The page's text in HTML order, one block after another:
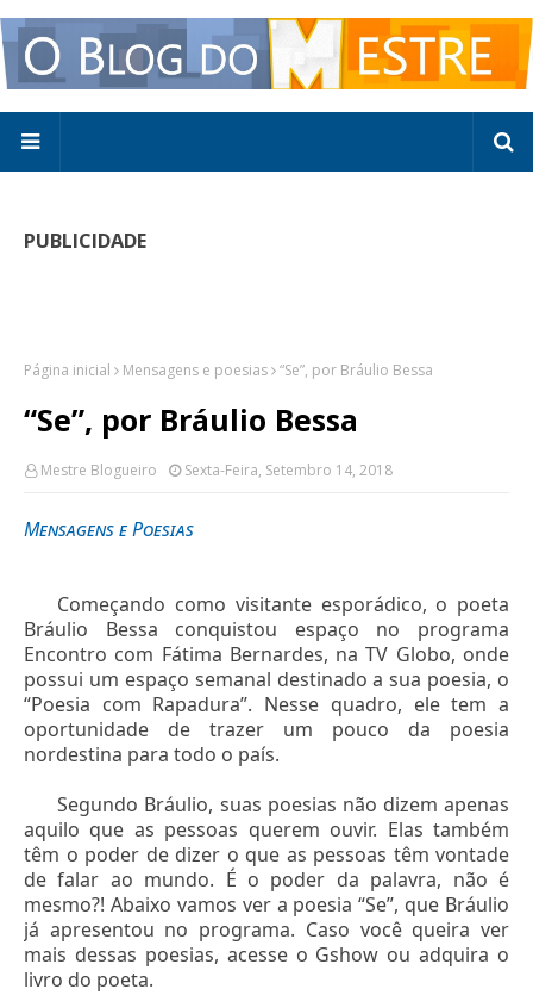
PUBLICIDADE
Página inicial Mensagens e poesias “Se”, por Bráulio Bessa
“Se”, por Bráulio Bessa
Mestre Blogueiro Sexta-Feira, Setembro 14, 2018
Mensagens e Poesias
Começando como visitante esporádico, o poeta
Bráulio Bessa conquistou espaço no programa
Encontro com Fátima Bernardes, na TV Globo, onde
possui um espaço semanal destinado a sua poesia, o
“Poesia com Rapadura”. Nesse quadro, ele tem a
oportunidade de trazer um pouco da poesia
nordestina para todo o país.
Segundo Bráulio, suas poesias não dizem apenas
aquilo que as pessoas querem ouvir. Elas também
têm o poder de dizer o que as pessoas têm vontade
de falar ao mundo. É o poder da palavra, não é
mesmo?! Abaixo vamos ver a poesia “Se”, que Bráulio
já apresentou no programa. Caso você queira ver
mais dessas poesias, acesse o Gshow ou adquira o
livro do poeta.